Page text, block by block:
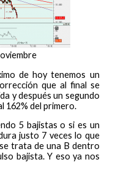
de hoy tenemos un
que al final se
y después un segundo
162% del primero.
5 bajistas o si es un
justo 7 veces lo que
trata de una B dentro
bajista. Y eso ya nos